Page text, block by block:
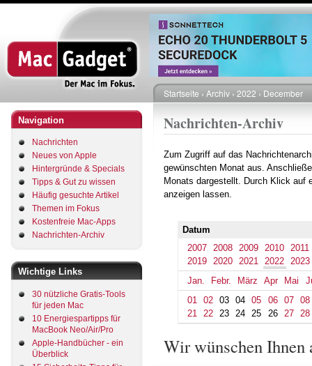
Direkt
zum
Inhalt
Navigation
Nachrichten
Neues von Apple
Hintergründe & Specials
Tipps & Gut zu wissen
Häufig gesuchte Artikel
Themen im Fokus
Kostenfreie Mac-Apps
Nachrichten-Archiv
Wichtige Links
30 nützliche Gratis-Tools
für jeden Mac
10 Energiespartipps für
MacBook Neo/Air/Pro
Apple-Handbücher - ein
Überblick
Pfadnavigation
Startseite Archiv 2022 December
Nachrichten-Archiv
Zum Zugriff auf das
gewünschten Monat aus.
Monats dargestellt. Durch Klick auf
anzeigen lassen.
Datum
2007
2008 2009 2010
2011
2019
2020 2021 2022
2023
Jan.
Febr. März Apr Mai
01
02 03 04 05 06 07
08
21
22 23 24 25 26 27 28
Wir wünschen Ihnen